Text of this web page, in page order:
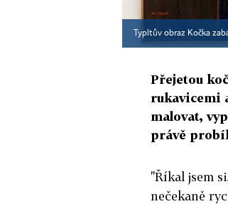
Typltův obraz Kočka
Přejetou
rukavicemi
malovat,
právě
"Říkal jsem
nečekaně